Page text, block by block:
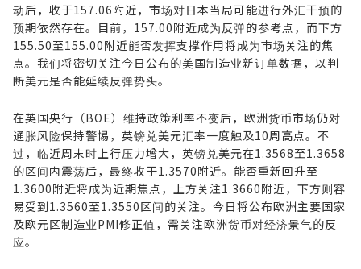
动后，收于157.06附近，市场对日本当局可能进行外汇干预的
预期依然存在。目前，157.00附近成为反弹的参考点，而下方
155.50至155.00附近能否发挥支撑作用将成为市场关注的焦
点。我们将密切关注今日公布的美国制造业新订单数据，以判
断美元是否能延续反弹势头。
在英国央行（BOE）维持政策利率不变后，欧洲货币市场仍对
通胀风险保持警惕，英镑兑美元汇率一度触及10周高点。不
过，临近周末时上行压力增大，英镑兑美元在1.3568至1.3658
的区间内震荡后，最终收于1.3570附近。能否重新回升至
1.3600附近将成为近期焦点，上方关注1.3660附近，下方则容
易受到1.3560至1.3550区间的关注。今日将公布欧洲主要国家
及欧元区制造业PMI修正值，需关注欧洲货币对经济景气的反
应。